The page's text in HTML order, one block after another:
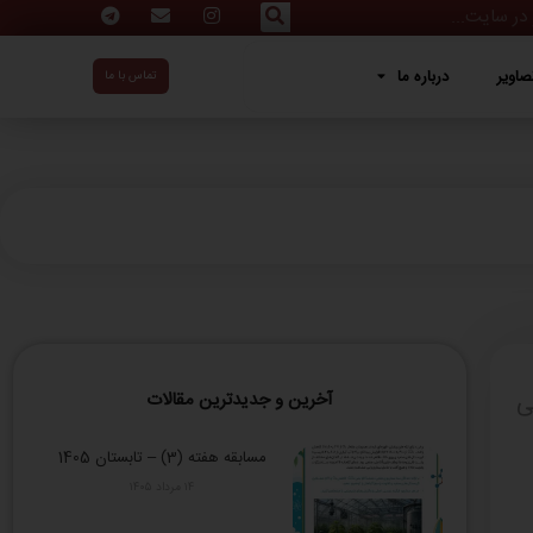
درباره ما تماس با ما
ما
آخرین و جدیدترین مقالات
مسابقه هفته (3) – تابستان 1405